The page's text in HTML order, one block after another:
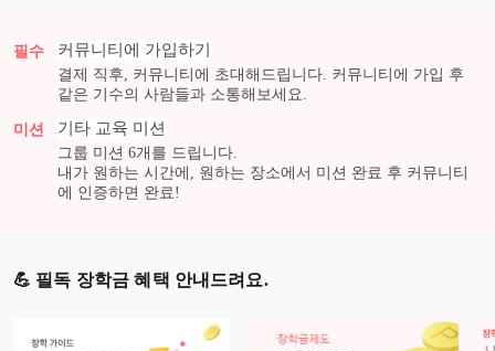
필수 커뮤니티에 가입하기
결제 직후, 커뮤니티에 초대해드립니다. 커뮤니티에 가입 후
같은 기수의 사람들과 소통해보세요.
미션 기타 교육 미션
그룹 미션 6개를 드립니다.
내가 원하는 시간에, 원하는 장소에서 미션 완료 후 커뮤니티
에 인증하면 완료!
💪 필독 장학금 혜택 안내드려요.